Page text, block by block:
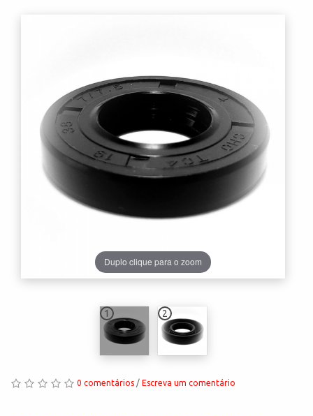
1 2
Duplo clique para o zoom
0 comentários / Escreva um comentário